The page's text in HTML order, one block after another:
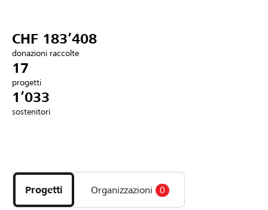
Collegarsi
DE FR IT
CHF 183’408
donazioni raccolte
17
progetti
1’033
sostenitori
i
progetti
e
Progetti Organizzazioni 0